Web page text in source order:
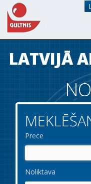
Par mums
Noliktava
Kontakti
LATVIJĀ
Prece
Noliktava